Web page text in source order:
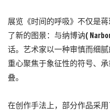
展览《时间的呼吸》不仅是
了新的图景：与纳博讷(
话。艺术家以一种审慎而细
重心聚焦于象征性的符号、
叠。
在创作手法上，部分作品采